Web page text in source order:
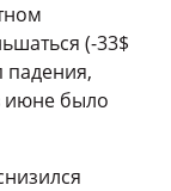
(-33$
падения,
июне было